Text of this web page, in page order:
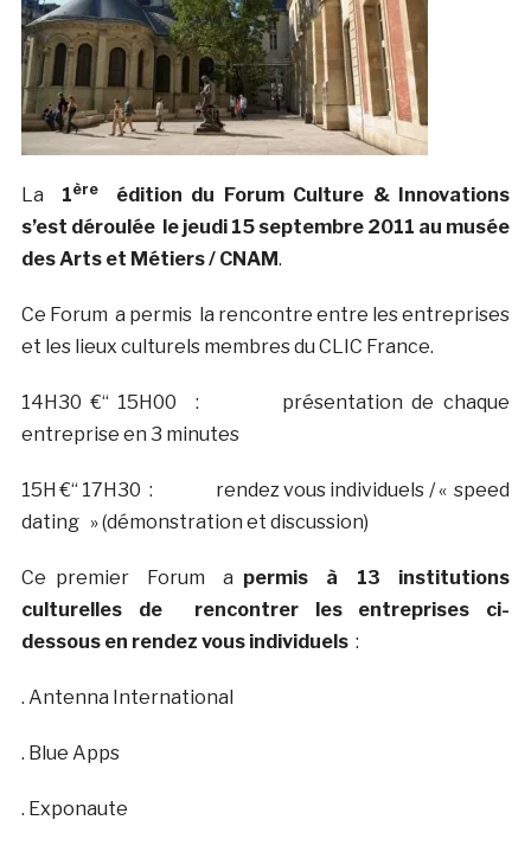
La 1èreédition du Forum Culture & Innovations
s’est déroulée le jeudi 15 septembre 2011 au musée
des Arts et Métiers / CNAM.
Ce Forum a permis la rencontre entre les entreprises
et les lieux culturels membres du CLIC France.
14H30 €“ 15H00 : présentation de chaque
entreprise en 3 minutes
15H €“ 17H30 : rendez vous individuels / « speed
dating » (démonstration et discussion)
Ce premier Forum a permis à 13 institutions
culturelles de rencontrer les entreprises ci-
dessous en rendez vous individuels :
. Antenna International
. Blue Apps
. Exponaute